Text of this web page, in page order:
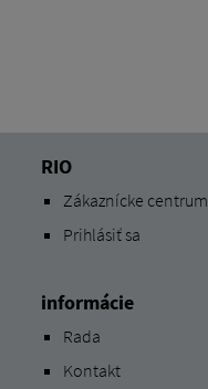
RIO
Zákaznícke centrum
Prihlásiť sa
informácie
Rada
Kontakt